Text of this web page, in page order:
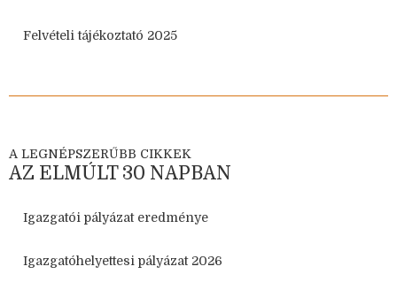
Felvételi tájékoztató 2025
A LEGNÉPSZERŰBB CIKKEK
AZ ELMÚLT 30 NAPBAN
Igazgatói pályázat eredménye
Igazgatóhelyettesi pályázat 2026